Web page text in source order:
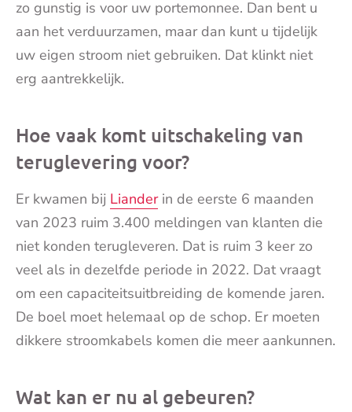
zo gunstig is voor uw portemonnee. Dan bent u
aan het verduurzamen, maar dan kunt u tijdelijk
uw eigen stroom niet gebruiken. Dat klinkt niet
erg aantrekkelijk.
Hoe vaak komt uitschakeling van
teruglevering voor?
Er kwamen bij Lianderin de eerste 6 maanden
van 2023 ruim 3.400 meldingen van klanten die
niet konden terugleveren. Dat is ruim 3 keer zo
veel als in dezelfde periode in 2022. Dat vraagt
om een capaciteitsuitbreiding de komende jaren.
De boel moet helemaal op de schop. Er moeten
dikkere stroomkabels komen die meer aankunnen.
Wat kan er nu al gebeuren?